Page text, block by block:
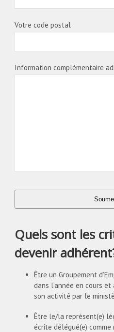
Votre code postal
Information complémentaire
champ
devrait
être
vide
Quels sont les
devenir
Être un Groupement
dans l’année en cours et
son activité par le
Être le/la représent(e)
écrite délégué(e) comme